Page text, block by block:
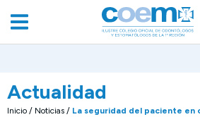
Actualidad
Inicio / Noticias / La seguridad del paciente en